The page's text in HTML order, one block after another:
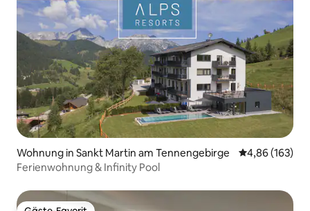
Wohnung in Sankt Martin am Tennengebirge
4,86 (163)
Ferienwohnung & Infinity Pool